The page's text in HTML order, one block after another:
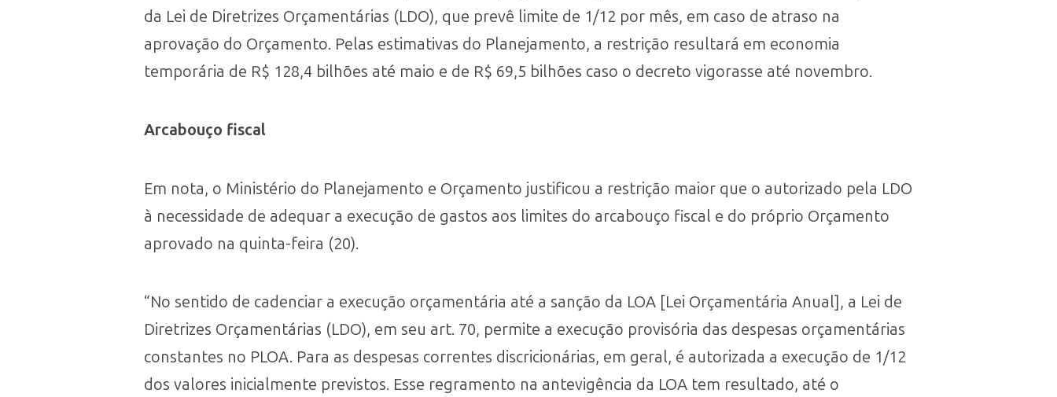
da Lei de Diretrizes Orçamentárias (LDO), que prevê limite de 1/12 por mês, em caso de atraso na
aprovação do Orçamento. Pelas estimativas do Planejamento, a restrição resultará em economia
temporária de R$ 128,4 bilhões até maio e de R$ 69,5 bilhões caso o decreto vigorasse até novembro.
Arcabouço fiscal
Em nota, o Ministério do Planejamento e Orçamento justificou a restrição maior que o autorizado pela LDO
à necessidade de adequar a execução de gastos aos limites do arcabouço fiscal e do próprio Orçamento
aprovado na quinta-feira (20).
“No sentido de cadenciar a execução orçamentária até a sanção da LOA [Lei Orçamentária Anual], a Lei de
Diretrizes Orçamentárias (LDO), em seu art. 70, permite a execução provisória das despesas orçamentárias
constantes no PLOA. Para as despesas correntes discricionárias, em geral, é autorizada a execução de 1/12
dos valores inicialmente previstos. Esse regramento na antevigência da LOA tem resultado, até o